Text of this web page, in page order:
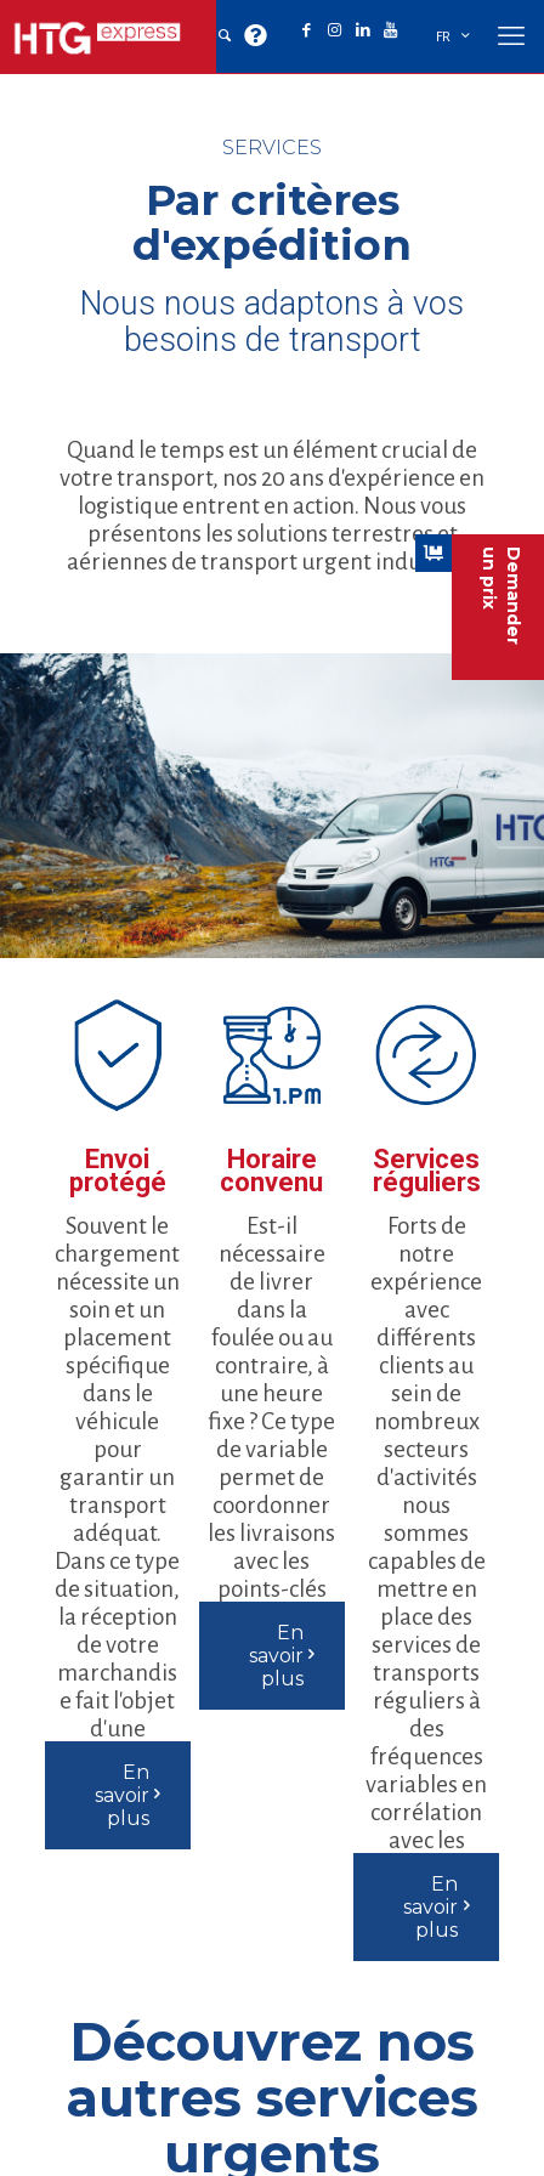
Demander
un prix
FR
SERVICES
Par critères
d'expédition
Nous nous adaptons à vos
besoins de transport
Quand le temps est un élément crucial de
votre transport, nos 20 ans d'expérience en
logistique entrent en action. Nous vous
présentons les solutions terrestres et
aériennes de transport urgent industriel.
Envoi
protégé
Souvent le
chargement
nécessite un
soin et un
placement
spécifique
dans le
véhicule
pour
garantir un
transport
adéquat.
Dans ce type
de situation,
la réception
de votre
marchandis
e fait l'objet
d'une
particulière.
En
savoir
plus
Horaire
convenu
Est-il
nécessaire
de livrer
dans la
foulée ou au
contraire, à
une heure
fixe ? Ce type
de variable
permet de
coordonner
les livraisons
avec les
points-clés
production.
En
savoir
plus
Services
réguliers
Forts de
notre
expérience
avec
différents
clients au
sein de
nombreux
secteurs
d'activités
nous
sommes
capables de
mettre en
place des
services de
transports
réguliers à
des
fréquences
variables en
corrélation
avec les
nos clients.
En
savoir
plus
Découvrez nos
autres services
urgents